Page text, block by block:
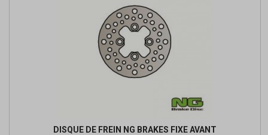
DISQUE DE FREIN NG BRAKES FIXE AVANT